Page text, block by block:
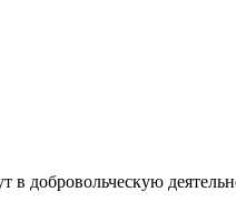
в добровольческую